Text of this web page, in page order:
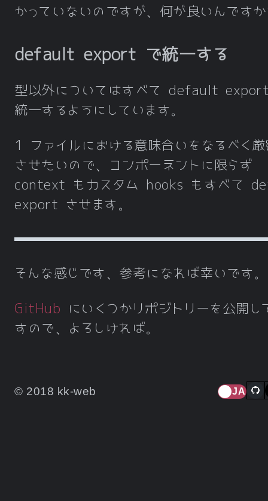
かっていないのですが、何が良いんです
default export で統一する
型以外についてはすべて default
統一するようにしています。
1 ファイルにおける意味合いをなるべく
させたいので、コンポーネントに限らず
context もカスタム hooks もすべて
export させます。
そんな感じです、参考になれば幸いです。
GitHub にいくつかリポジトリーを公開し
すので、よろしければ。
© 2018 kk-web JA